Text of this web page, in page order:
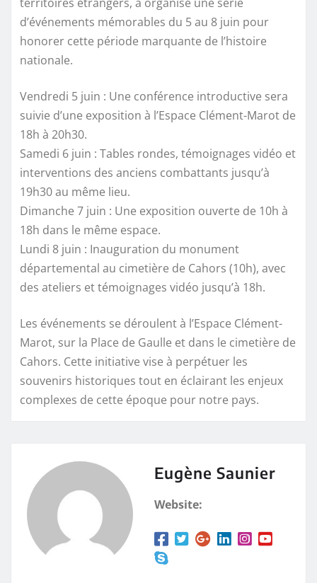
territoires étrangers, a organisé une série
d’événements mémorables du 5 au 8 juin pour
honorer cette période marquante de l’histoire
nationale.
Vendredi 5 juin : Une conférence introductive sera
suivie d’une exposition à l’Espace Clément-Marot de
18h à 20h30.
Samedi 6 juin : Tables rondes, témoignages vidéo et
interventions des anciens combattants jusqu’à
19h30 au même lieu.
Dimanche 7 juin : Une exposition ouverte de 10h à
18h dans le même espace.
Lundi 8 juin : Inauguration du monument
départemental au cimetière de Cahors (10h), avec
des ateliers et témoignages vidéo jusqu’à 18h.
Les événements se déroulent à l’Espace Clément-
Marot, sur la Place de Gaulle et dans le cimetière de
Cahors. Cette initiative vise à perpétuer les
souvenirs historiques tout en éclairant les enjeux
complexes de cette époque pour notre pays.
Eugène Saunier
Website: